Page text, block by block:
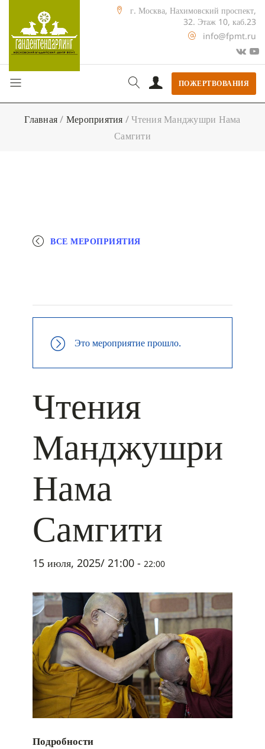
г. Москва, Нахимовский проспект,
32. Этаж 10, каб.23
info@fpmt.ru
ПОЖЕРТВОВАНИЯ
Главная/ Мероприятия /Чтения Манджушри Нама
Самгити
ВСЕ МЕРОПРИЯТИЯ
Это мероприятие прошло.
Чтения
Манджушри
Нама
Самгити
15 июля, 2025/ 21:00 - 22:00
Подробности